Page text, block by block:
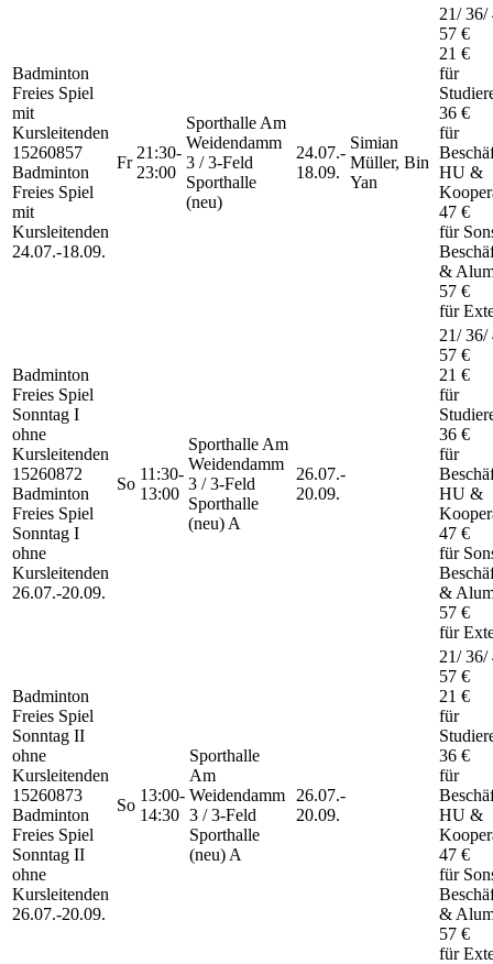
Badminton
Freies Spiel
mit
Kursleitenden
15260857
Badminton
Freies Spiel
mit
Kursleitenden
24.07.-18.09.
Fr
21:30-
23:00
Sporthalle Am
Weidendamm
3 / 3-Feld
Sporthalle
(neu)
24.07.-
18.09.
Simian
Müller, Bin
Yan
21/ 36/
57 €
21 €
für
36 €
für
HU &
47 €
für
&
57 €
für
Badminton
Freies Spiel
Sonntag I
ohne
Kursleitenden
15260872
Badminton
Freies Spiel
Sonntag I
ohne
Kursleitenden
26.07.-20.09.
So
11:30-
13:00
Sporthalle Am
Weidendamm
3 / 3-Feld
Sporthalle
(neu) A
26.07.-
20.09.
21/ 36/
57 €
21 €
für
36 €
für
HU &
47 €
für
&
57 €
für
Badminton
Freies Spiel
Sonntag II
ohne
Kursleitenden
15260873
Badminton
Freies Spiel
Sonntag II
ohne
Kursleitenden
26.07.-20.09.
So
13:00-
14:30
Sporthalle
Am
Weidendamm
3 / 3-Feld
Sporthalle
(neu) A
26.07.-
20.09.
21/ 36/
57 €
21 €
für
36 €
für
HU &
47 €
für
&
57 €
für